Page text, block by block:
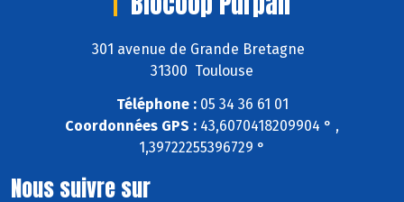
301 avenue de Grande Bretagne
31300 Toulouse
Téléphone :05 34 36 61 01
Coordonnées GPS : 43,6070418209904 ° ,
1,39722255396729 °
Nous suivre sur